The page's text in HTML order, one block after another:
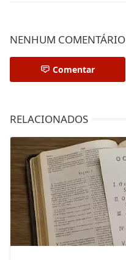
NENHUM COMENTÁRIO
Comentar
RELACIONADOS